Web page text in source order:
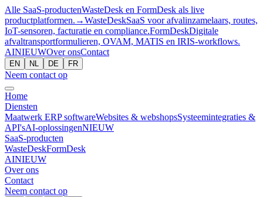
Alle SaaS-productenWasteDesk en FormDesk als live
productplatformen. →WasteDeskSaaS voor afvalinzamelaars, routes,
IoT-sensoren, facturatie en compliance.FormDeskDigitale
afvaltransportformulieren, OVAM, MATIS en IRIS-workflows.
AINIEUWOver onsContact
EN NL DE FR
Neem contact op
Home
Diensten
Maatwerk ERP softwareWebsites & webshopsSysteemintegraties &
API'sAI-oplossingenNIEUW
SaaS-producten
WasteDeskFormDesk
AINIEUW
Over ons
Contact
Neem contact op